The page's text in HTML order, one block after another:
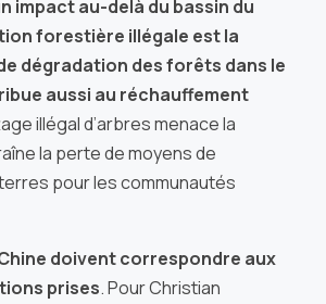
impact au-delà du bassin du
forestière illégale est la
dégradation des forêts dans le
aussi au réchauffement
illégal d’arbres menace la
la perte de moyens de
pour les communautés
doivent correspondre aux
prises. Pour Christian